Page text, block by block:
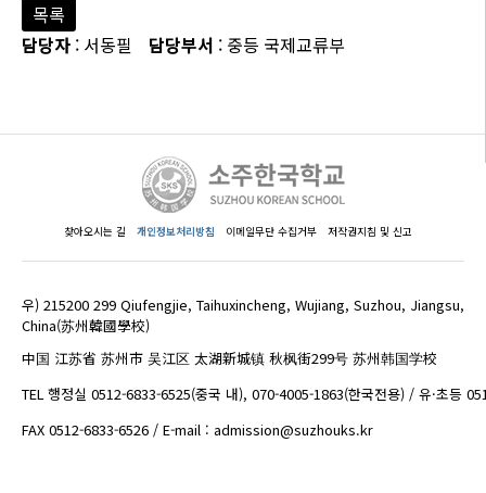
목록
담당자 : 서동필 담당부서 : 중등 국제교류부
찾아오시는 길 개인정보처리방침 이메일무단 수집거부 저작권지침 및 신고
우) 215200 299 Qiufengjie, Taihuxincheng, Wujiang, Suzhou, Jiangsu,
China(苏州韓國學校)
中国 江苏省 苏州市 吴江区 太湖新城镇 秋枫街299号 苏州韩国学校
TEL 행정실 0512-6833-6525(중국 내), 070-4005-1863(한국전용) / 유·초등
FAX 0512-6833-6526 / E-mail : admission@suzhouks.kr